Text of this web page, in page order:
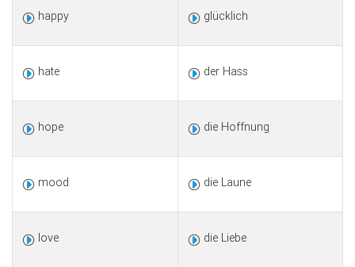
happy glücklich
hate der Hass
hope die Hoffnung
mood die Laune
love die Liebe